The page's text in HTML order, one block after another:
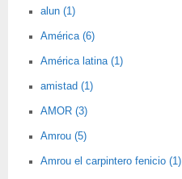
alun (1)
América (6)
América latina (1)
amistad (1)
AMOR (3)
Amrou (5)
Amrou el carpintero fenicio (1)